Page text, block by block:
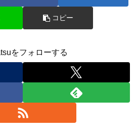
コピー
をフォローする